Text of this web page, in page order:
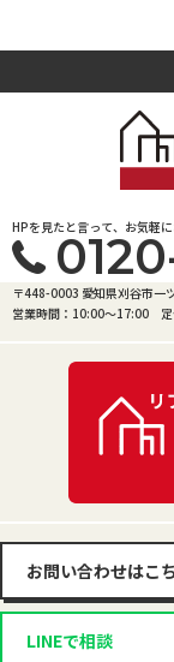
HPを見たと言って、お気軽
〒448-0003 愛知県刈谷市一
営業時間：10:00〜17:00
お問い合わせはこ
LINEで相談